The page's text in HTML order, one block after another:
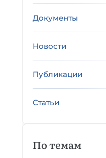
Документы
Новости
Публикации
Статьи
По темам